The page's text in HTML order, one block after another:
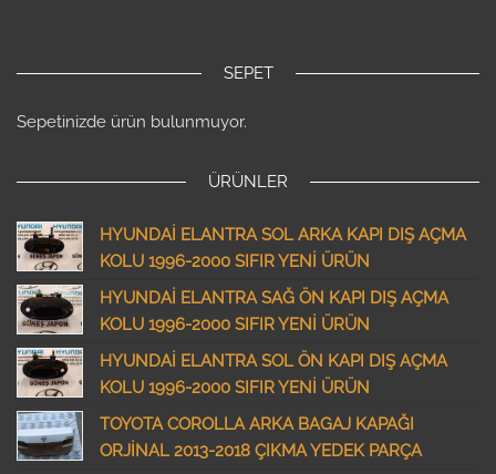
SEPET
Sepetinizde ürün bulunmuyor.
ÜRÜNLER
HYUNDAİ ELANTRA SOL ARKA KAPI DIŞ AÇMA
KOLU 1996-2000 SIFIR YENİ ÜRÜN
HYUNDAİ ELANTRA SAĞ ÖN KAPI DIŞ AÇMA
KOLU 1996-2000 SIFIR YENİ ÜRÜN
HYUNDAİ ELANTRA SOL ÖN KAPI DIŞ AÇMA
KOLU 1996-2000 SIFIR YENİ ÜRÜN
TOYOTA COROLLA ARKA BAGAJ KAPAĞI
ORJİNAL 2013-2018 ÇIKMA YEDEK PARÇA